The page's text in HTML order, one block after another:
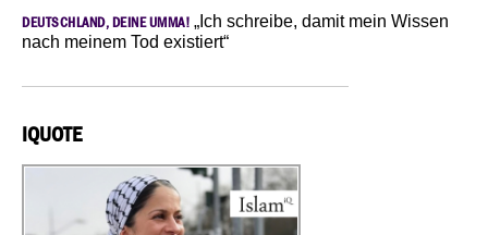
DEUTSCHLAND, DEINE UMMA! „Ich schreibe, damit mein Wissen
nach meinem Tod existiert“
IQUOTE